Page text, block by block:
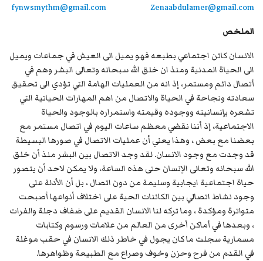
fynwsmythm@gmail.com
Zenaabdulamer@gmail.com
الملخص
الانسان كائن اجتماعي بطبعه فهو يميل الى العيش في جماعات ويميل
الى الحياة المدنية ومنذ ان خلق الله سبحانه وتعالى البشر وهم في
أتصال دائم ومستمر، إذ انه من العمليات الهامة التي تؤدي الى تحقيق
سعادته ونجاحة في الحياة والاتصال من اهم المهارات الحياتية التي
تشعره بإنسانيته ووجوده وقيمته واستمراره بالوجود والحياة
الاجتماعية، إذ أننا نقضي معظم ساعات اليوم في اتصال مستمر مع
بعضنا مع بعض ، وهذا يعني أن عمليات الاتصال في صورها البسيطة
قد وجدت مع وجود الانسان. لقد وجد الاتصال بين البشر منذ أن خلق
الله سبحانه وتعالى الإنسان حتى هذه الساعة، ولا يمكن لاحد أن يتصور
حياة اجتماعية ايجابية وسليمة من دون اتصال ، بل أن الأدلة على
وجود نشاط اتصالي بين الكائنات الحية على اختلاف أنواعها أصبحت
متواترة ومؤكدة ، وما تركه لنا الانسان القديم على ضفاف دجلة والفرات
، وبعدها في أماكن أخرى من العالم من علامات ورسوم وكتابات
مسمارية سجلت ما كان يجول في خاطر ذلك الانسان في حقب موغلة
في القدم من فرح وحزن وخوف وصراع مع الطبيعة وظواهرها.